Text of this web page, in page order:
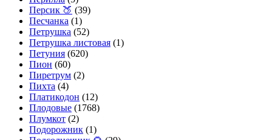
Персик 🍑 (39)
Песчанка (1)
Петрушка (52)
Петрушка листовая (1)
Петуния (620)
Пион (60)
Пиретрум (2)
Пихта (4)
Платикодон (12)
Плодовые (1768)
Плумкот (2)
Подорожник (1)